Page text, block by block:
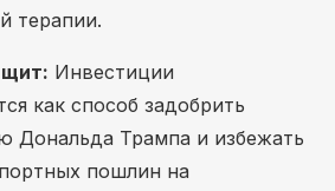
терапии.
щит: Инвестиции
как способ задобрить
Дональда Трампа и избежать
пошлин на